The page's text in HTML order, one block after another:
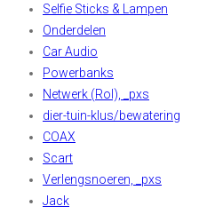
Selfie Sticks & Lampen
Onderdelen
Car Audio
Powerbanks
Netwerk (Rol), _pxs
dier-tuin-klus/bewatering
COAX
Scart
Verlengsnoeren, _pxs
Jack